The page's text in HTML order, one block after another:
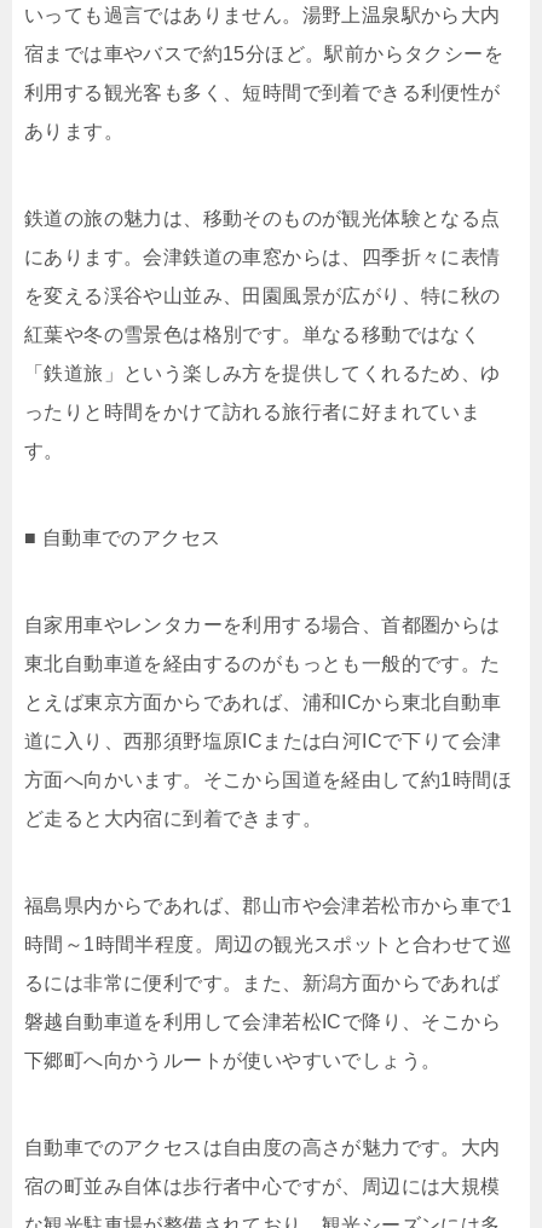
いっても過言ではありません。湯野上温泉駅から大内
宿までは車やバスで約15分ほど。駅前からタクシーを
利用する観光客も多く、短時間で到着できる利便性が
あります。
鉄道の旅の魅力は、移動そのものが観光体験となる点
にあります。会津鉄道の車窓からは、四季折々に表情
を変える渓谷や山並み、田園風景が広がり、特に秋の
紅葉や冬の雪景色は格別です。単なる移動ではなく
「鉄道旅」という楽しみ方を提供してくれるため、ゆ
ったりと時間をかけて訪れる旅行者に好まれていま
す。
■ 自動車でのアクセス
自家用車やレンタカーを利用する場合、首都圏からは
東北自動車道を経由するのがもっとも一般的です。た
とえば東京方面からであれば、浦和ICから東北自動車
道に入り、西那須野塩原ICまたは白河ICで下りて会津
方面へ向かいます。そこから国道を経由して約1時間ほ
ど走ると大内宿に到着できます。
福島県内からであれば、郡山市や会津若松市から車で1
時間～1時間半程度。周辺の観光スポットと合わせて巡
るには非常に便利です。また、新潟方面からであれば
磐越自動車道を利用して会津若松ICで降り、そこから
下郷町へ向かうルートが使いやすいでしょう。
自動車でのアクセスは自由度の高さが魅力です。大内
宿の町並み自体は歩行者中心ですが、周辺には大規模